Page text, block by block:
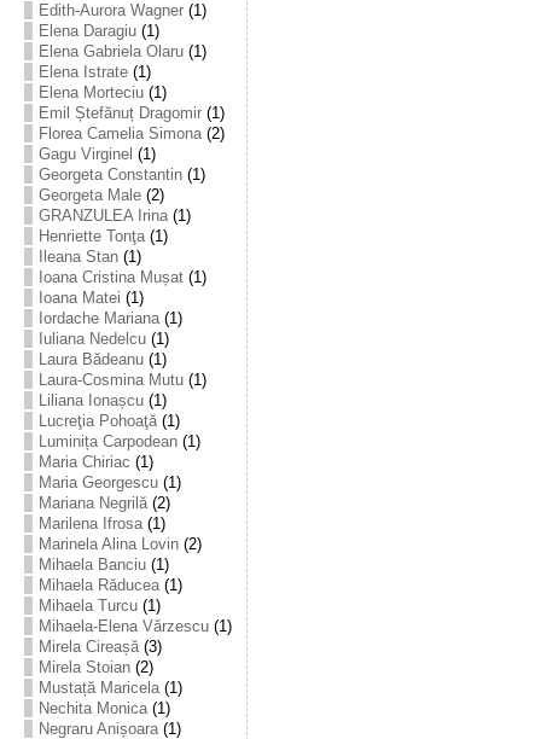
Edith-Aurora Wagner(1)
Elena Daragiu(1)
Elena Gabriela Olaru(1)
Elena Istrate(1)
Elena Morteciu(1)
Emil Ștefănuț Dragomir(1)
Florea Camelia Simona(2)
Gagu Virginel (1)
Georgeta Constantin(1)
Georgeta Male(2)
GRANZULEA Irina(1)
Henriette Tonţa(1)
Ileana Stan(1)
Ioana Cristina Mușat(1)
Ioana Matei (1)
Iordache Mariana(1)
Iuliana Nedelcu(1)
Laura Bădeanu(1)
Laura-Cosmina Mutu(1)
Liliana Ionașcu(1)
Lucreţia Pohoaţă(1)
Luminița Carpodean(1)
Maria Chiriac (1)
Maria Georgescu(1)
Mariana Negrilă(2)
Marilena Ifrosa(1)
Marinela Alina Lovin(2)
Mihaela Banciu(1)
Mihaela Răducea(1)
Mihaela Turcu(1)
Mihaela-Elena Vărzescu(1)
Mirela Cireașă(3)
Mirela Stoian(2)
Mustață Maricela(1)
Nechita Monica(1)
Negraru Anișoara(1)